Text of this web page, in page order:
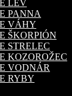
LEV
PANNA
VÁHY
ŠKORPIÓN
STRELEC
KOZOROŽEC
VODNÁR
RYBY